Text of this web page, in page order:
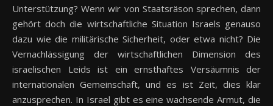
Unterstützung? Wenn wir von Staatsräson sprechen, dann
gehört doch die wirtschaftliche Situation Israels genauso
dazu wie die militärische Sicherheit, oder etwa nicht? Die
Vernachlässigung der wirtschaftlichen Dimension des
israelischen Leids ist ein ernsthaftes Versäumnis der
internationalen Gemeinschaft, und es ist Zeit, dies klar
anzusprechen. In Israel gibt es eine wachsende Armut, die